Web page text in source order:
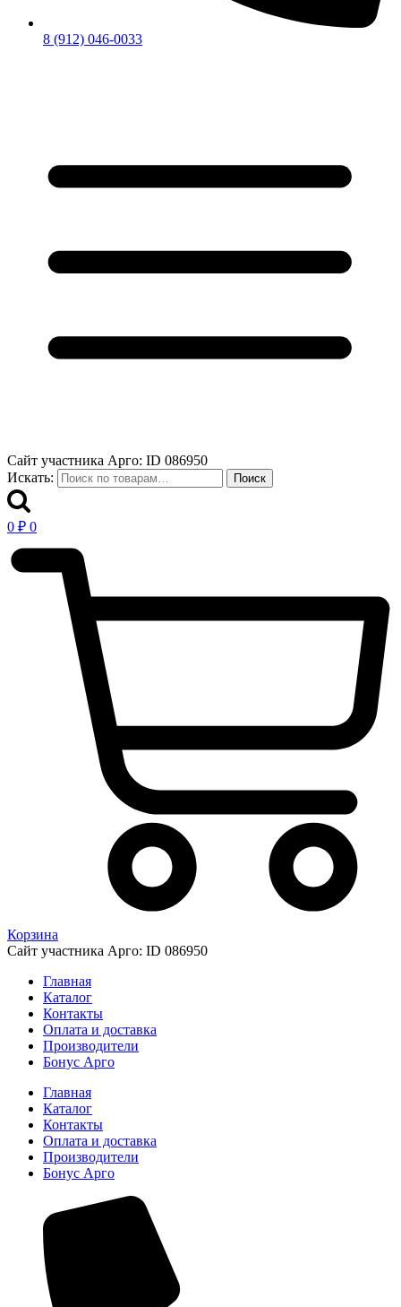
8 (912) 046-0033
Сайт участника Арго: ID 086950
Искать:
Поиск
0 ₽ 0
Корзина
Сайт участника Арго: ID 086950
Главная
Каталог
Контакты
Оплата и доставка
Производители
Бонус Арго
Главная
Каталог
Контакты
Оплата и доставка
Производители
Бонус Арго